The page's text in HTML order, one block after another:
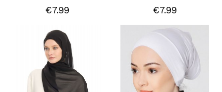
€7.99 €7.99